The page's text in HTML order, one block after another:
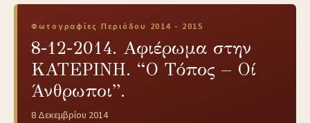
Φωτογραφίες Περιόδου 2014 - 2015
8-12-2014. Αφιέρωμα στην
ΚΑΤΕΡΙΝΗ. “Ο Τόπος – Οί
Άνθρωποι”.
8 Δεκεμβρίου 2014